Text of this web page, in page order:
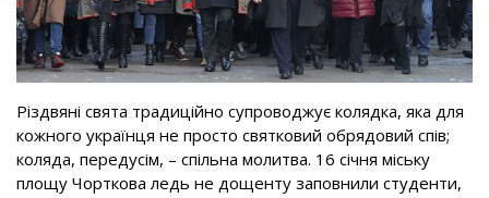
Різдвяні свята традиційно супроводжує колядка, яка для
кожного українця не просто святковий обрядовий спів;
коляда, передусім, – спільна молитва. 16 січня міську
площу Чорткова ледь не дощенту заповнили студенти,